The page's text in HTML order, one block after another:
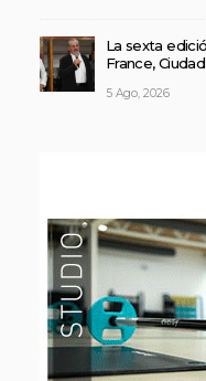
La sexta
France,
5 Ago, 2026